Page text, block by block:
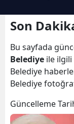
Son
Bu sayfada
Belediye ile
Belediye
Belediye
Güncelleme